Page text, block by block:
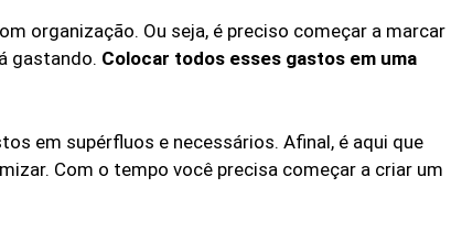
organização. Ou seja, é preciso começar a marcar
gastando. Colocar todos esses gastos em uma
em supérfluos e necessários. Afinal, é aqui que
Com o tempo você precisa começar a criar um